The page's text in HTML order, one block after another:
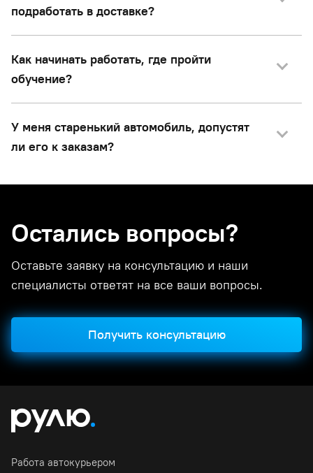
подработать в доставке?
Как начинать работать, где пройти
обучение?
У меня старенький автомобиль, допустят
ли его к заказам?
Остались вопросы?
Оставьте заявку на консультацию и наши
специалисты ответят на все ваши вопросы.
Получить консультацию
Работа автокурьером